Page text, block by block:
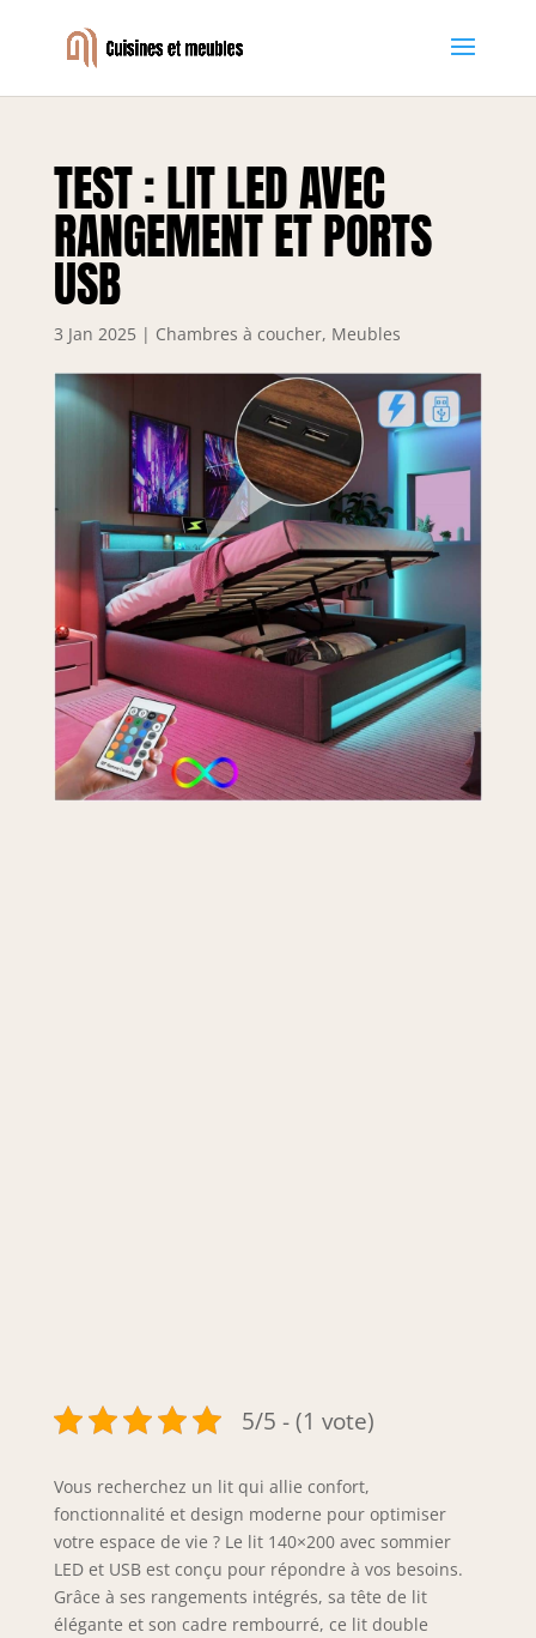
TEST : LIT LED AVEC
RANGEMENT ET PORTS
USB
3 Jan 2025 | Chambres à coucher, Meubles
5/5 - (1 vote)
Vous recherchez un lit qui allie confort,
fonctionnalité et design moderne pour optimiser
votre espace de vie ? Le lit 140×200 avec sommier
LED et USB est conçu pour répondre à vos besoins.
Grâce à ses rangements intégrés, sa tête de lit
élégante et son cadre rembourré, ce lit double